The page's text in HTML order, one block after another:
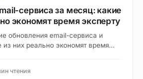
сервиса за месяц: какие
экономят время эксперту
обновления email-сервиса и
из них реально экономят время
чтения